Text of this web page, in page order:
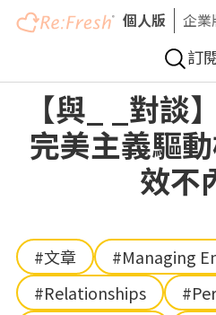
Skip
main
content
個人版 企業
訂
【與_ _對談
完美主義驅
效不
#文章
#Managing
#Relationships